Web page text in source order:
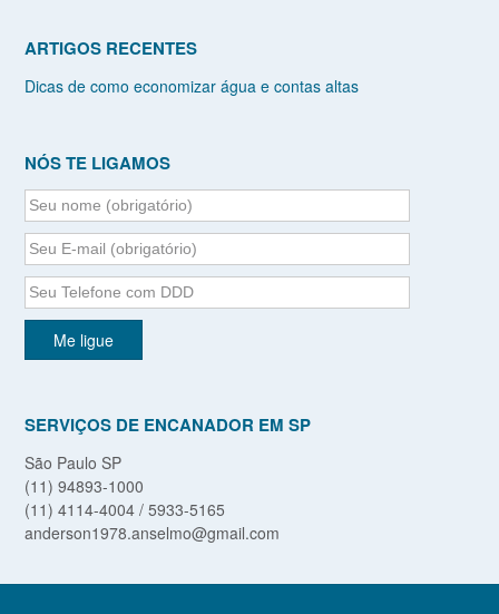
ARTIGOS RECENTES
Dicas de como economizar água e contas altas
NÓS TE LIGAMOS
SERVIÇOS DE ENCANADOR EM SP
São Paulo SP
(11) 94893-1000
(11) 4114-4004 / 5933-5165
anderson1978.anselmo@gmail.com